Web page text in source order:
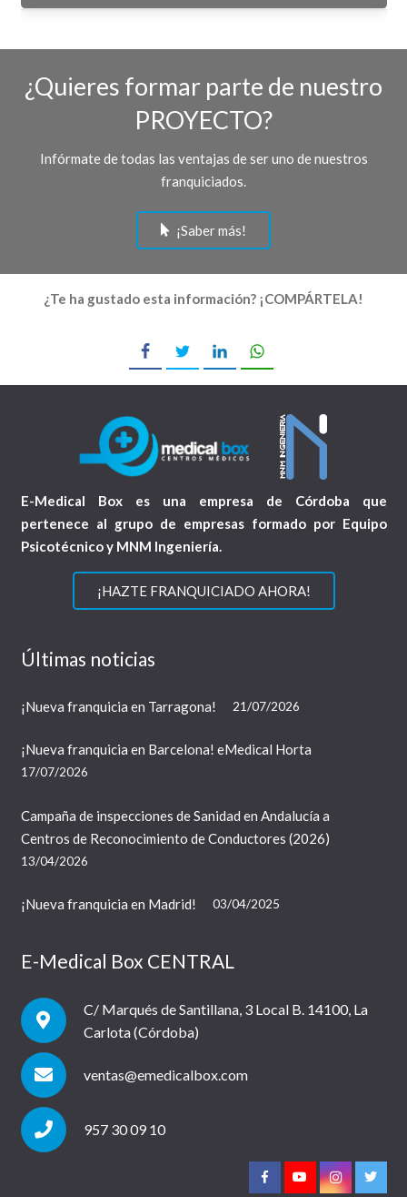
¿Quieres formar parte de nuestro
PROYECTO?
Infórmate de todas las ventajas de ser uno de nuestros
franquiciados.
¡Saber más!
¿Te ha gustado esta información? ¡COMPÁRTELA!
E-Medical Box es una empresa de Córdoba que
pertenece al grupo de empresas formado por Equipo
Psicotécnico y MNM Ingeniería.
¡HAZTE FRANQUICIADO AHORA!
Últimas noticias
¡Nueva franquicia en Tarragona! 21/07/2026
¡Nueva franquicia en Barcelona! eMedical Horta
17/07/2026
Campaña de inspecciones de Sanidad en Andalucía a
Centros de Reconocimiento de Conductores (2026)
13/04/2026
¡Nueva franquicia en Madrid! 03/04/2025
E-Medical Box CENTRAL
C/ Marqués de Santillana, 3 Local B. 14100, La
Carlota (Córdoba)
ventas@emedicalbox.com
957 30 09 10